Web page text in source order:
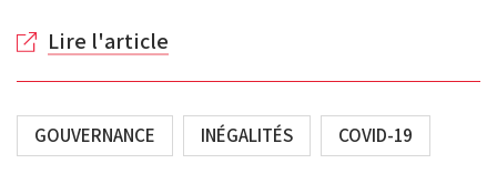
Lire l'article
GOUVERNANCE INÉGALITÉS COVID-19